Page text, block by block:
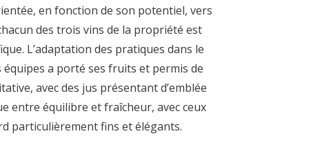
en fonction de son potentiel, vers
des trois vins de la propriété est
L’adaptation des pratiques dans le
a porté ses fruits et permis de
avec des jus présentant d’emblée
entre équilibre et fraîcheur, avec ceux
particulièrement fins et élégants.